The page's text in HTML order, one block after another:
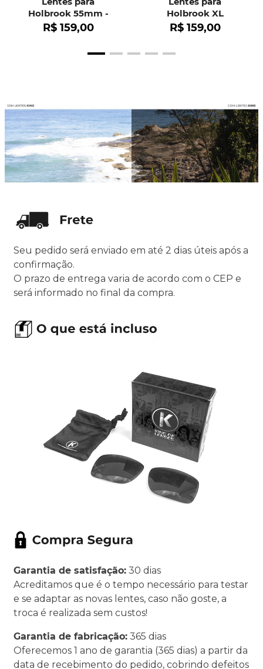
Holbrook 55mm -
OO9102
R$ 159,00
Holbrook XL
R$ 159,00
Seu pedido será enviado em até 2 dias úteis após a
confirmação.
O prazo de entrega varia de acordo com o CEP e
será informado no final da compra.
Garantia de satisfação: 30 dias
Acreditamos que é o tempo necessário para testar
e se adaptar as novas lentes, caso não goste, a
troca é realizada sem custos!
Garantia de fabricação: 365 dias
Oferecemos 1 ano de garantia (365 dias) a partir da
data de recebimento do pedido, cobrindo defeitos